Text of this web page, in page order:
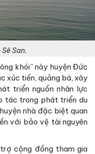
San.
khói” này huyện Đức
xúc tiến, quảng bá, xây
triển nguồn nhân lực
tác trong phát triển du
nhà đặc biệt quan
với bảo vệ tài nguyên
cộng đồng tham gia